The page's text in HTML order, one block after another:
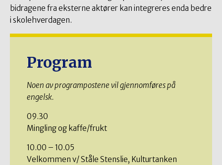
bidragene fra eksterne aktører kan integreres enda bedre
i skolehverdagen.
Program
Noen av programpostene vil gjennomføres på
engelsk.
09.30
Mingling og kaffe/frukt
10.00 – 10.05
Velkommen v/ Ståle Stenslie, Kulturtanken